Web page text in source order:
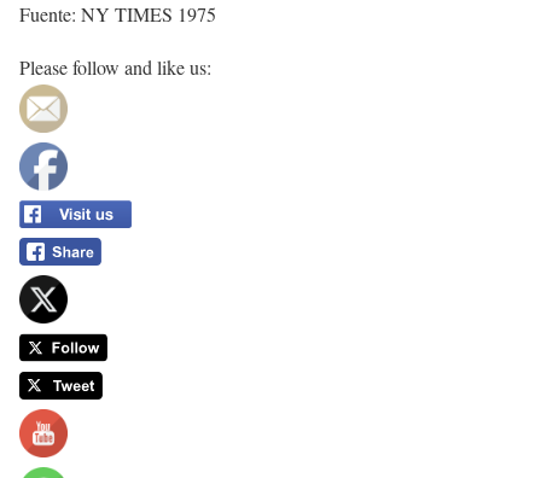
Fuente: NY TIMES 1975
Please follow and like us: